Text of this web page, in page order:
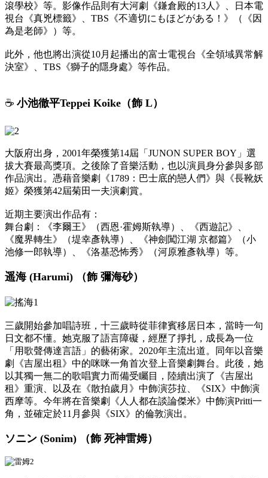
滾學校》等。影像作品則有大河劇《鎌倉殿的13人》、日本電
視台《真兇標籤》、TBS《不適切にもほどがある！》（《因
為是老師》）等。
此外，他也將出演從10月起播出的富士電視台《全領域異常解
決室》、TBS《獅子的隱身處》等作品。
☕️ 小池徹平Teppei Koike（飾 L）
大阪府出身，2001年榮獲第14屆「JUNON SUPER BOY」選
拔大賽最高獎項。之後除了音樂活動，也以演員身分參與多部
作品演出。憑藉音樂劇《1789：巴士底的戀人們》與《長靴妖
姬》榮獲第42屆菊田一夫演劇賞。
近期主要演出作品有：
舞台劇：《李爾王》（西恩·霍姆斯執導）、《西遊記》、
《魔界轉生》（堤幸彥執導）、《神劍闖江湖 京都篇》（小
池修一郎執導）、《洛基恐怖秀》（河原雅彥執導）等。
遥海 (Harumi) （飾 彌海砂）
三歲開始參加唱詩班，十三歲時從菲律賓移居日本，當時一句
日文都不懂。她克服了語言障礙，經歷了掙扎，成長為一位
「用歌聲傳達言語」的藝術家。2020年主流出道。同年以音樂
劇《吉屋出租 》中的咪咪一角首次登上音樂劇舞台。此後，她
以其獨一無二的歌唱實力而備受矚目，陸續出演了《吉屋出
租》重演、以及在《散拍歲月》中飾演莎拉、《SIX》中飾演
西摩等。今年將在音樂劇《人人都在談論傑米》中飾演Pritti一
角，並確定於11月參與《SIX》的倫敦演出。
ソニン (Sonim) （飾 死神雷姆）